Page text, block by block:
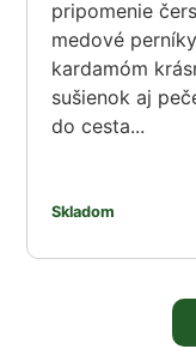
pripomenie
medové
kardamóm
sušienok aj
do cesta...
Skladom